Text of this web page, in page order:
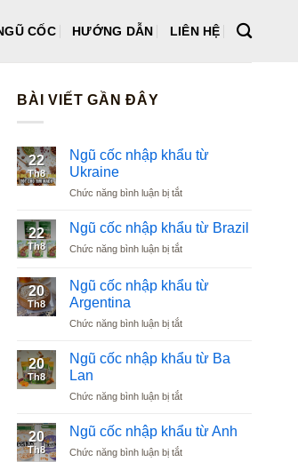
CỐC HƯỚNG DẪN LIÊN HỆ
BÀI VIẾT GẦN ĐÂY
22
Th8
Ngũ cốc nhập khẩu từ
Ukraine
Chức năng bình luận bị tắtở
cốc
khẩu
Ukraine
22
Th8
Ngũ cốc nhập khẩu từ Brazil
Chức năng bình luận bị tắtở
cốc
nhập
từ
20
Th8
Ngũ cốc nhập khẩu từ
Argentina
Chức năng bình luận bị tắtở
cốc
từ
20
Th8
Ngũ cốc nhập khẩu từ Ba
Lan
Chức năng bình luận bị tắtở
cốc
khẩu
20
Th8
Ngũ cốc nhập khẩu từ Anh
Chức năng bình luận bị tắtở